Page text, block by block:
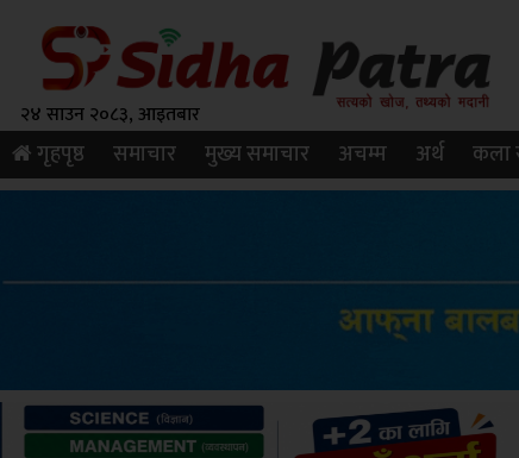
२४ साउन २०८३, आइतबार
गृहपृष्ठ समाचार मुख्य समाचार अचम्म अर्थ कला